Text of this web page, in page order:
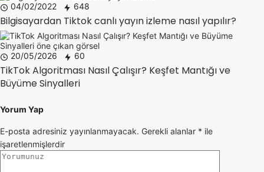
04/02/2022 648
Bilgisayardan Tiktok canlı yayın izleme nasıl yapılır?
20/05/2026 60
TikTok Algoritması Nasıl Çalışır? Keşfet Mantığı ve
Büyüme Sinyalleri
Yorum Yap
E-posta adresiniz yayınlanmayacak. Gerekli alanlar * ile
işaretlenmişlerdir